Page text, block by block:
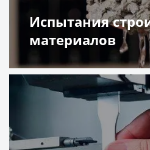
Испытания
материалов
Подробнее